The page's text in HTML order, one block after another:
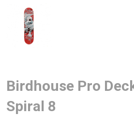
Birdhouse Pro
Spiral 8